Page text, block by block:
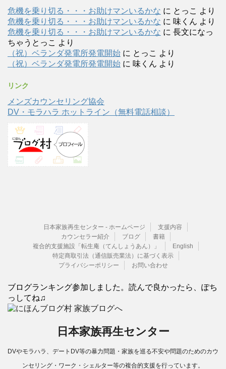
危機を乗り切る・・・お助けマンいるかな に とっこ より
危機を乗り切る・・・お助けマンいるかな に 味くん より
危機を乗り切る・・・お助けマンいるかな に 長文になっ
ちゃうとっこ より
（祝）ベランダ発電所発電開始 に とっこ より
（祝）ベランダ発電所発電開始 に 味くん より
リンク
メンズカウンセリング協会
DV・モラハラ ホットライン（無料電話相談）
日本家族再生センター - ホームページ
支援内容
カウンセラー紹介
ブログ
書籍
複合的支援施設「転生庵（てんしょうあん）」
English
特定商取引法（通信販売業法）に基づく表示
プライバシーポリシー
お問い合わせ
ブログランキング参加しました。読んで良かったら、ぽち
っしてね♫
日本家族再生センター
DVやモラハラ、デートDV等の暴力問題・家族を巡る不安や問題のためのカウ
ンセリング・ワーク・シェルター等の複合的支援を行っています。